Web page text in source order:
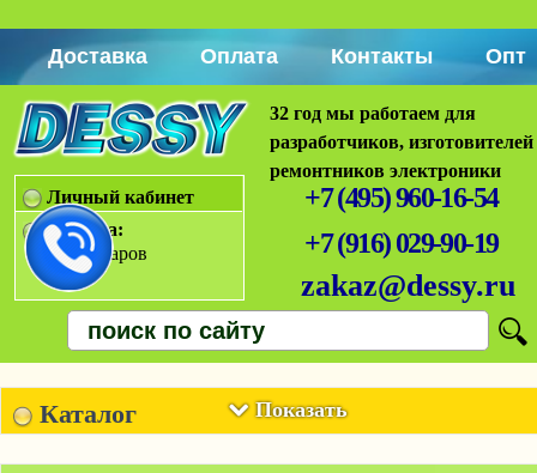
Доставка Оплата Контакты Опт
32 год мы работаем для
разработчиков,
ремонтников электроники
+7 (495) 960-16-54
+7 (916) 029-90-19
zakaz@dessy.ru
Личный кабинет
Корзина:
Нет товаров
Показать
Каталог